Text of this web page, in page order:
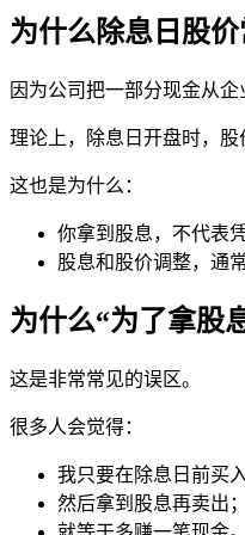
为什么除息日股价
因为公司把一部分现金从企
理论上，除息日开盘时，
这也是为什么：
你拿到股息，不代表
股息和股价调整，通
为什么“为了拿股
这是非常常见的误区。
很多人会觉得：
我只要在除息日前买入
然后拿到股息再卖出；